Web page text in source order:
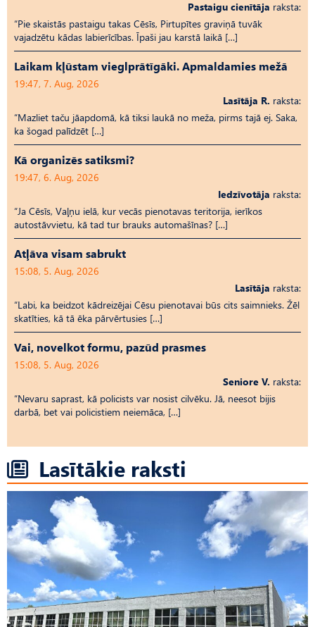
Pastaigu cienītāja raksta:
“Pie skaistās pastaigu takas Cēsīs, Pirtupītes graviņā tuvāk
vajadzētu kādas labierīcības. Īpaši jau karstā laikā […]
Laikam kļūstam vieglprātīgāki. Apmaldamies mežā
19:47, 7. Aug, 2026
Lasītāja R. raksta:
“Mazliet taču jāapdomā, kā tiksi laukā no meža, pirms tajā ej. Saka,
ka šogad palīdzēt […]
Kā organizēs satiksmi?
19:47, 6. Aug, 2026
Iedzīvotāja raksta:
“Ja Cēsīs, Vaļņu ielā, kur vecās pienotavas teritorija, ierīkos
autostāvvietu, kā tad tur brauks automašīnas? […]
Atļāva visam sabrukt
15:08, 5. Aug, 2026
Lasītāja raksta:
“Labi, ka beidzot kādreizējai Cēsu pienotavai būs cits saimnieks. Žēl
skatīties, kā tā ēka pārvērtusies […]
Vai, novelkot formu, pazūd prasmes
15:08, 5. Aug, 2026
Seniore V. raksta:
“Nevaru saprast, kā policists var nosist cilvēku. Jā, neesot bijis
darbā, bet vai policistiem neiemāca, […]
Lasītākie raksti